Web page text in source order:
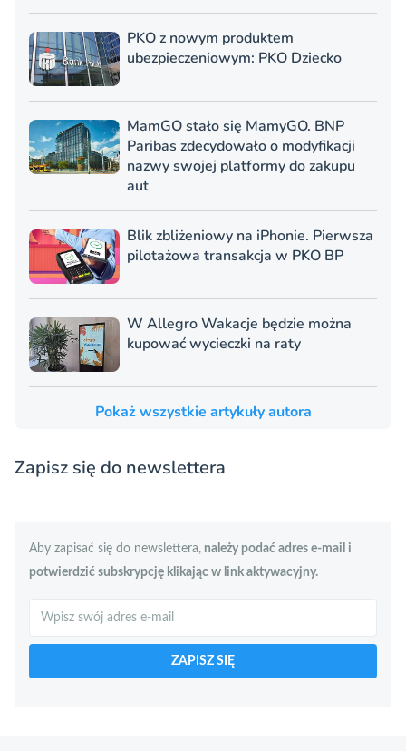
PKO z nowym produktem
ubezpieczeniowym: PKO Dziecko
MamGO stało się MamyGO. BNP
Paribas zdecydowało o modyfikacji
nazwy swojej platformy do zakupu
aut
Blik zbliżeniowy na iPhonie. Pierwsza
pilotażowa transakcja w PKO BP
W Allegro Wakacje będzie można
kupować wycieczki na raty
Pokaż wszystkie artykuły autora
Zapisz się do newslettera
Aby zapisać się do newslettera, należy podać adres e-mail i
potwierdzić subskrypcję klikając w link aktywacyjny.
Szukaj
ZAPISZ SIĘ